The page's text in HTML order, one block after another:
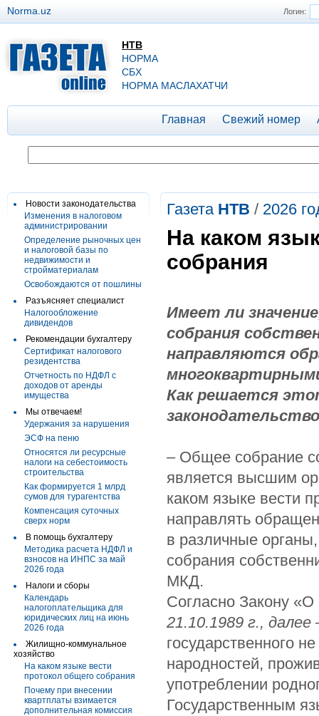
Логин:
Norma.uz
НТВ
НОРМА
СБХ
НОРМА МАСЛАХАТЧИ
Главная Свежий номер
Новости законодательства
Изменения в налоговом
администрировании
Определение рыночных цен
и налоговой базы по
недвижимости и
стройматериалам
Освобождаются от пошлины
Разъясняет специалист
Налогообложение
дивидендов
Рекомендации бухгалтеру
Сертификат налогового
резидентства
Отчетность по НДФЛ с
доходов от аренды
имущества
Мы отвечаем!
Удержания за нарушения
ЭСФ на пеню
Относятся ли ресурсные
налоги на себестоимость
строительства
Как формируется 1 млрд
сумов для турагентства
Компенсация суточных
сверх норм
В помощь бухгалтеру
Методика расчета НДФЛ и
взносов на ИНПС за май
2026 года
Налоги и сборы
Календарь
налогоплательщика для
юридических лиц на июнь
2026 года
Жилищно-коммунальное
хозяйство
На каком языке вести
протокол общего собрания
Почему при внесении
квартплаты взимается
дополнительная комиссия
Газета НТВ / 2026
На каком
собрания
Имеет ли
собрания
направляются
Как решается
– Общее собрание
является высшим
каком языке вести
направлять
в различные
собрания
МКД.
Согласно Закону
21.10.1989 г., далее
государственного
народностей,
употреблении
Государственным